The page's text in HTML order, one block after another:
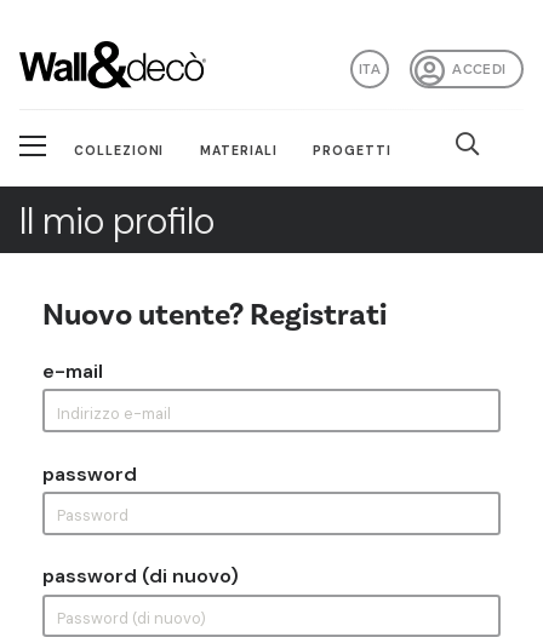
ACCEDI
ITA
COLLEZIONI MATERIALI PROGETTI
Il mio profilo
Nuovo utente? Registrati
e-mail
password
password (di nuovo)